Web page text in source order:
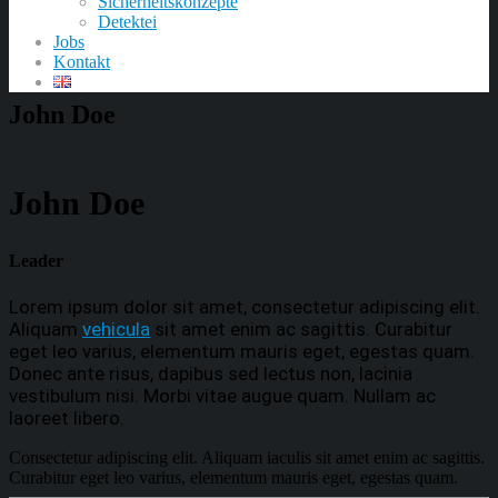
Detektei
Jobs
Kontakt
John Doe
John Doe
Leader
Lorem ipsum dolor sit amet, consectetur adipiscing elit.
Aliquam vehicula sit amet enim ac sagittis. Curabitur
eget leo varius, elementum mauris eget, egestas quam.
Donec ante risus, dapibus sed lectus non, lacinia
vestibulum nisi. Morbi vitae augue quam. Nullam ac
laoreet libero.
Consectetur adipiscing elit. Aliquam iaculis sit amet enim ac sagittis.
Curabitur eget leo varius, elementum mauris eget, egestas quam.